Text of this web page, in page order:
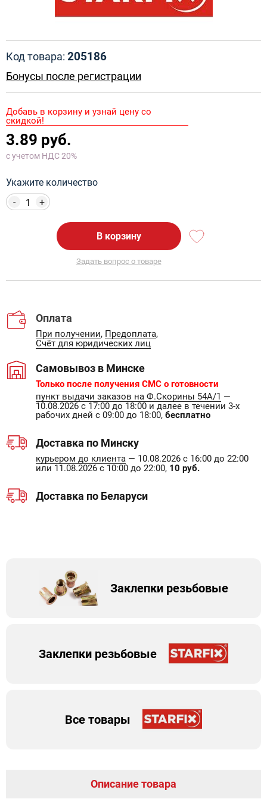
Код товара: 205186
Бонусы после регистрации
Добавь в корзину и узнай цену со
скидкой!
3.89 руб.
с учетом НДС 20%
Укажите количество
+
-
В корзину
Задать вопрос о товаре
Оплата
При получении, Предоплата,
Счёт для юридических лиц
Самовывоз в Минске
Только после получения СМС о готовности
пункт выдачи заказов на Ф.Скорины 54А/1 —
10.08.2026 с 17:00 до 18:00 и далее в течении 3-х
рабочих дней с 09:00 до 18:00, бесплатно
Доставка по Минску
курьером до клиента — 10.08.2026 с 16:00 до 22:00
или 11.08.2026 с 10:00 до 22:00, 10 руб.
Доставка по Беларуси
Заклепки резьбовые
Заклепки резьбовые
Все товары
Описание товара